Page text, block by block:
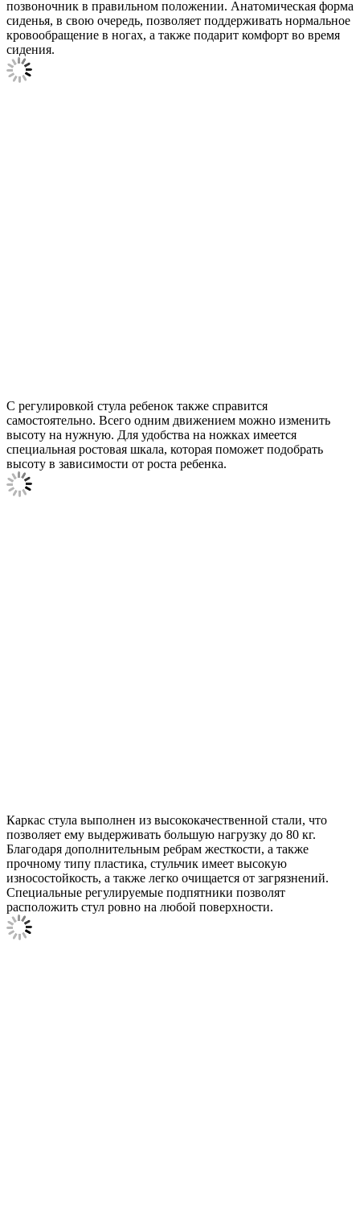
позвоночник в правильном положении. Анатомическая форма
сиденья, в свою очередь, позволяет поддерживать нормальное
кровообращение в ногах, а также подарит комфорт во время
сидения.
С регулировкой стула ребенок также справится
самостоятельно. Всего одним движением можно изменить
высоту на нужную. Для удобства на ножках имеется
специальная ростовая шкала, которая поможет подобрать
высоту в зависимости от роста ребенка.
Каркас стула выполнен из высококачественной стали, что
позволяет ему выдерживать большую нагрузку до 80 кг.
Благодаря дополнительным ребрам жесткости, а также
прочному типу пластика, стульчик имеет высокую
износостойкость, а также легко очищается от загрязнений.
Специальные регулируемые подпятники позволят
расположить стул ровно на любой поверхности.